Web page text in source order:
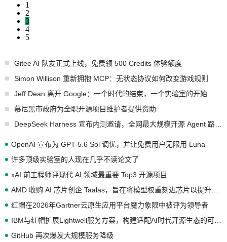
1
2
3
4
5
Gitee AI 队友正式上线，免费领 500 Credits 体验额度
Simon Willison 重新拥抱 MCP：无状态协议如何改变游戏规则
Jeff Dean 离开 Google：一个时代的结束，一个实验室的开始
慕尼黑市政府为全职开源项目维护者提供资助
OpenAI 宣布为 GPT-5.6 Sol 调优，并让免费用户无限用 Luna
许多顶级实验室的人现在几乎不读论文了
xAI 前工程师评现代 AI 领域最重要 Top3 开源项目
红帽在2026年Gartner云原生应用平台魔力象限中被评为领导者
GitHub 再次爆发大规模服务降级